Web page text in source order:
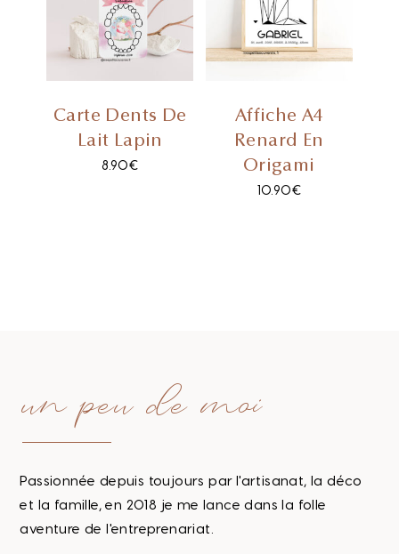
Carte Dents De
Lait Lapin
8.90€
Affiche A4
Renard En
Origami
10.90€
un peu de moi
Passionnée depuis toujours par l'artisanat, la déco
et la famille, en 2018 je me lance dans la folle
aventure de l'entreprenariat.